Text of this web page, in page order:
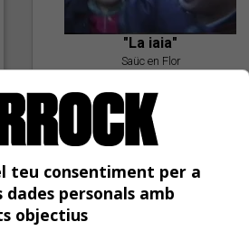
"La iaia"
Saüc en Flor
teu consentiment per a
personals amb
objectius